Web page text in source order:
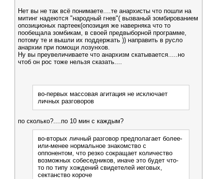
Нет вы не так всё понимаете....те анархисты что пошли на
митинг надеются "народный гнев"( вызваный зомбированием
опозиционых партеек(опозиция же наверняка что то
пообещала зомбикам, в своей предвыборной программе,
потому те и вышли их поддержать )) направить в русло
анархии при помощи лозунхов.
Ну вы преувеличиваете что анархизм скатывается.....но
чтоб он рос тоже нельзя сказать....
во-первых массовая агитация не исключает
личных разговоров
по сколько?....по 10 мин с каждым?
во-вторых личный разговор предполагает более-
или-менее нормальное знакомство с
оппонентом, что резко сокращает количество
возможных собеседников, иначе это будет что-
то по типу хождений свидетелей иеговых,
сектанство короче